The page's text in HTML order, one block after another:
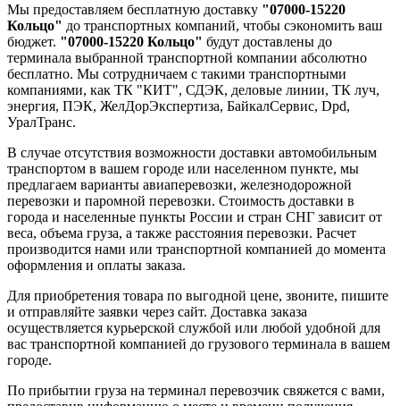
Мы предоставляем бесплатную доставку "07000-15220
Кольцо" до транспортных компаний, чтобы сэкономить ваш
бюджет. "07000-15220 Кольцо" будут доставлены до
терминала выбранной транспортной компании абсолютно
бесплатно. Мы сотрудничаем с такими транспортными
компаниями, как ТК "КИТ", СДЭК, деловые линии, ТК луч,
энергия, ПЭК, ЖелДорЭкспертиза, БайкалСервис, Dpd,
УралТранс.
В случае отсутствия возможности доставки автомобильным
транспортом в вашем городе или населенном пункте, мы
предлагаем варианты авиаперевозки, железнодорожной
перевозки и паромной перевозки. Стоимость доставки в
города и населенные пункты России и стран СНГ зависит от
веса, объема груза, а также расстояния перевозки. Расчет
производится нами или транспортной компанией до момента
оформления и оплаты заказа.
Для приобретения товара по выгодной цене, звоните, пишите
и отправляйте заявки через сайт. Доставка заказа
осуществляется курьерской службой или любой удобной для
вас транспортной компанией до грузового терминала в вашем
городе.
По прибытии груза на терминал перевозчик свяжется с вами,